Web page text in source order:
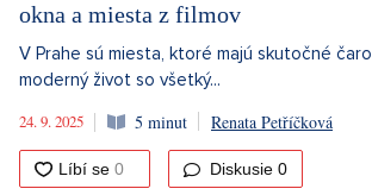
okna a miesta z filmov
V Prahe sú miesta, ktoré majú skutočné
moderný život so všetký...
24. 9. 2025
5 minut Renata Petříčková
Diskusie 0